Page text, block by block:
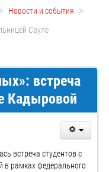
Новости и события
Сауле
встреча
Кадыровой
встреча студентов с
в рамках федерального